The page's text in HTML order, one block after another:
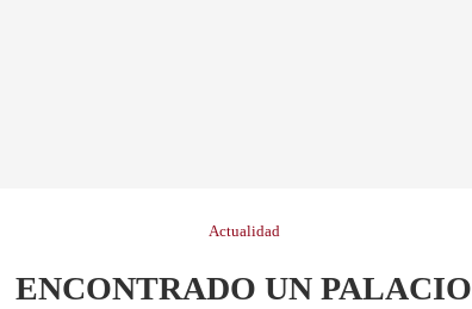
Actualidad
ENCONTRADO UN PALACIO